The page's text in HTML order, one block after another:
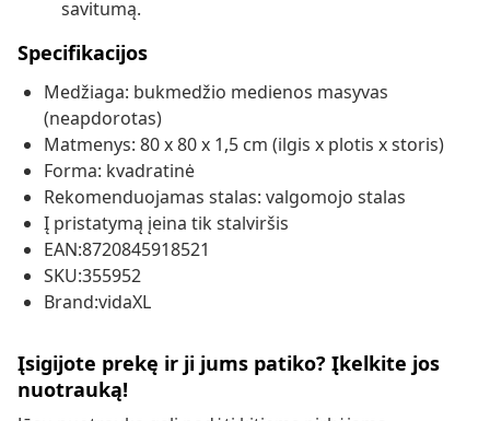
savitumą.
Specifikacijos
Medžiaga: bukmedžio medienos masyvas
(neapdorotas)
Matmenys: 80 x 80 x 1,5 cm (ilgis x plotis x storis)
Forma: kvadratinė
Rekomenduojamas stalas: valgomojo stalas
Į pristatymą įeina tik stalviršis
EAN:8720845918521
SKU:355952
Brand:vidaXL
Įsigijote prekę ir ji jums patiko? Įkelkite jos
nuotrauką!